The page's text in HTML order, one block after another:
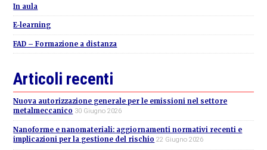
In aula
E-learning
FAD – Formazione a distanza
Articoli recenti
Nuova autorizzazione generale per le emissioni nel settore
metalmeccanico 30 Giugno 2026
Nanoforme e nanomateriali: aggiornamenti normativi recenti e
implicazioni per la gestione del rischio 22 Giugno 2026